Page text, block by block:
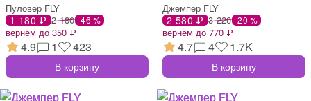
Пуловер FLY
1 180 ₽ 2 180 -46 %
вернём до 350 ₽
4.9 1 423
В корзину
Джемпер FLY
2 580 ₽ 3 220 -20 %
вернём до 770 ₽
4.7 4 1.7K
В корзину